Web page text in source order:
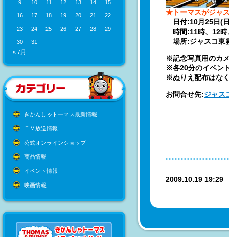
9 10 11 12 13 14 15
16 17 18 19 20 21 22
23 24 25 26 27 28 29
30
31
« 7月
きかんしゃトーマス最新情報
ＴＶ放送情報
公式オンラインショップ
商品情報
イベント情報
映画情報
★トーマスがジャ
日付:10月25日(
時間:11時、12時
場所:ジャスコ東
※記念写真用のカ
※各20分のイベン
※ぬりえ配布はな
お問合せ先:ジャス
2009.10.19